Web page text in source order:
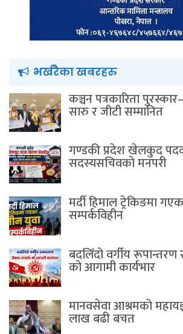
भर्खरैका खबरहरु
कञ्चन पत्रकारिता
सारु र जीटी सम्मानित
गण्डकी प्रदेश खेलकुद
सदस्यसचिवकाे मनपरी
मर्दी हिमाल ट्रेकिङमा
सम्पर्कविहीन
बदलिँदो वर्गीय
को आगामी कार्यभार
मानवसेवा आश्रमकाे‌
लाख बढी बचत